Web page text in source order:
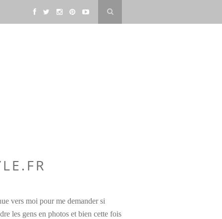
vers moi pour me demander si
les gens en photos et bien cette fois